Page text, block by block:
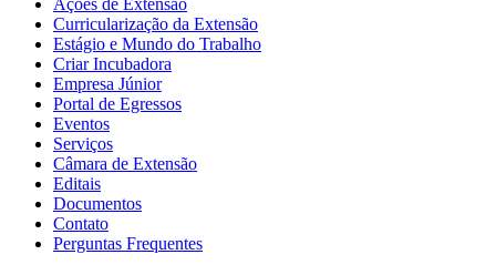
Ações de Extensão
Curricularização da Extensão
Estágio e Mundo do Trabalho
Criar Incubadora
Empresa Júnior
Portal de Egressos
Eventos
Serviços
Câmara de Extensão
Editais
Documentos
Contato
Perguntas Frequentes